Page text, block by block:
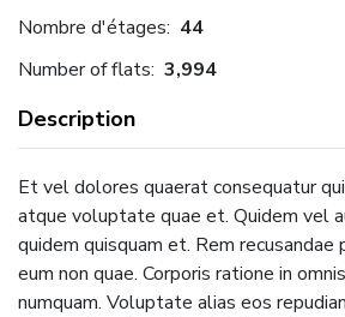
Nombre d'étages: 44
Number of flats: 3,994
Description
Et vel dolores quaerat consequatur
atque voluptate quae et. Quidem vel
quidem quisquam et. Rem recusandae
eum non quae. Corporis ratione in
numquam. Voluptate alias eos